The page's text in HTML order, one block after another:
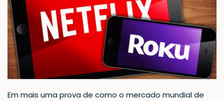
Em mais uma prova de como o mercado mundial de